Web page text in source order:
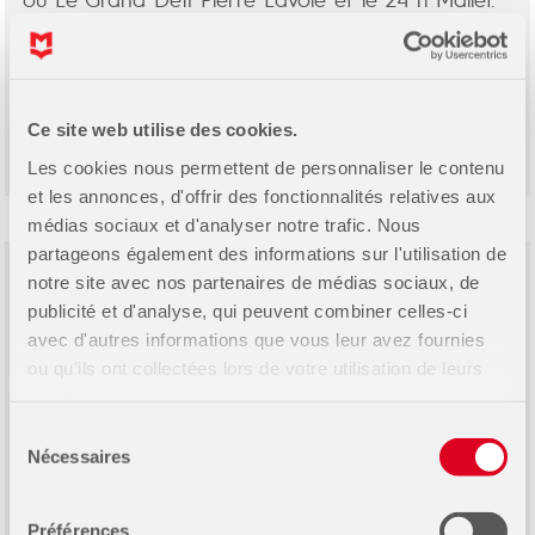
Ce site web utilise des cookies.
Les cookies nous permettent de personnaliser le contenu
et les annonces, d'offrir des fonctionnalités relatives aux
médias sociaux et d'analyser notre trafic. Nous
partageons également des informations sur l'utilisation de
notre site avec nos partenaires de médias sociaux, de
publicité et d'analyse, qui peuvent combiner celles-ci
avec d'autres informations que vous leur avez fournies
ou qu'ils ont collectées lors de votre utilisation de leurs
Nécessaires
Préférences
24h Mallet
L’École Marcelle-Mallet organise depuis quelques
cinquantaine d’élèves enthousiastes qui se relaient
pendant une période de 24h dans différentes
activités sportives. Au programme : course à pied